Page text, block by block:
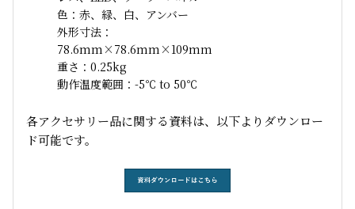
色：赤、緑、白、アンバー
外形寸法：
78.6mm×78.6mm×109mm
重さ：0.25kg
動作温度範囲：-5℃ to 50℃
各アクセサリー品に関する資料は、以下よりダウンロー
ド可能です。